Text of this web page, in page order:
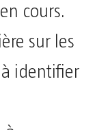
cours.
sur les
identifier